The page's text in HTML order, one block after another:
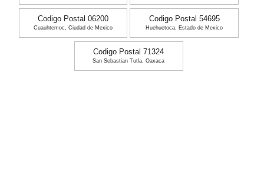
Codigo Postal 06200
Cuauhtemoc, Ciudad de Mexico
Codigo Postal 54695
Huehuetoca, Estado de Mexico
Codigo Postal 71324
San Sebastian Tutla, Oaxaca